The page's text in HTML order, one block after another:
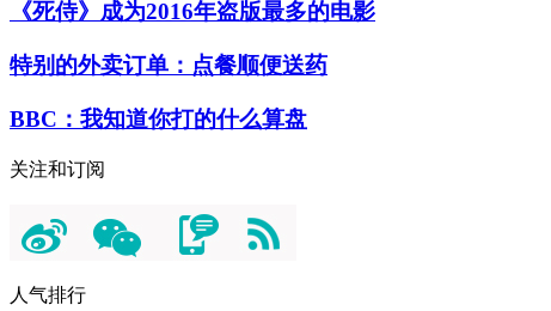
《死侍》成为2016年盗版最多的电影
特别的外卖订单：点餐顺便送药
BBC：我知道你打的什么算盘
关注和订阅
人气排行